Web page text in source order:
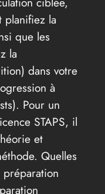
planifiez la
que les
la
dans votre
à
Pour un
STAPS, il
et
Quelles